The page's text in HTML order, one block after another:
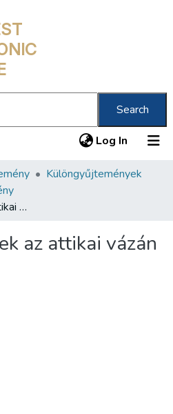
Search
Log In (current)
Különgyűjtemények
Szobrot öntenek az attikai vázán
az attikai vázán